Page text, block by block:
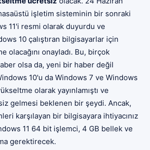
işletim sisteminin bir sonraki
11'i resmi olarak duyurdu ve
10 çalıştıran bilgisayarlar için
olacağını onayladı. Bu, birçok
olsa da, yeni bir haber değil
10'u da Windows 7 ve Windows
olarak yayınlamıştı ve
gelmesi beklenen bir şeydi. Ancak,
karşılayan bir bilgisayara ihtiyacınız
11 64 bit işlemci, 4 GB bellek ve
gerektirecek.